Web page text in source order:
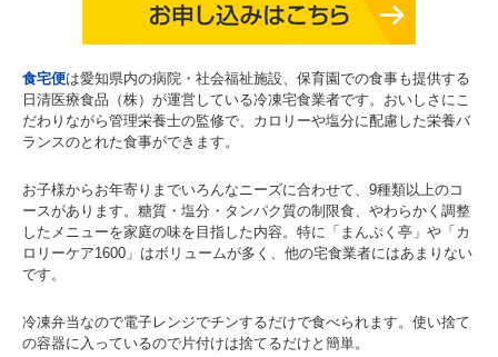
食宅便は愛知県内の病院・社会福祉施設、保育園での食事も提供する
日清医療食品（株）が運営している冷凍宅食業者です。おいしさにこ
だわりながら管理栄養士の監修で、カロリーや塩分に配慮した栄養バ
ランスのとれた食事ができます。
お子様からお年寄りまでいろんなニーズに合わせて、9種類以上のコ
ースがあります。糖質・塩分・タンパク質の制限食、やわらかく調整
したメニューを家庭の味を目指した内容。特に「まんぷく亭」や「カ
ロリーケア1600」はボリュームが多く、他の宅食業者にはあまりない
です。
冷凍弁当なので電子レンジでチンするだけで食べられます。使い捨て
の容器に入っているので片付けは捨てるだけと簡単。